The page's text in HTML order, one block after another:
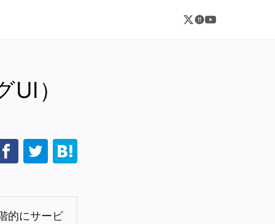
）
的にサービ